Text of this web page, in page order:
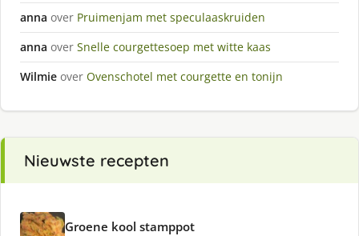
anna over Pruimenjam met speculaaskruiden
anna over Snelle courgettesoep met witte kaas
Wilmie over Ovenschotel met courgette en tonijn
Nieuwste recepten
Groene kool stamppot